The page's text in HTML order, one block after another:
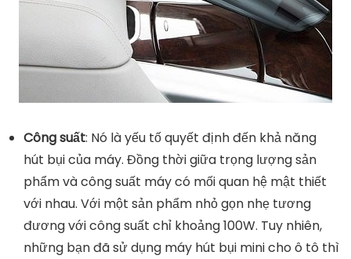
Công suất: Nó là yếu tố quyết định đến khả năng
hút bụi của máy. Đồng thời giữa trọng lượng sản
phẩm và công suất máy có mối quan hệ mật thiết
với nhau. Với một sản phẩm nhỏ gọn nhẹ tương
đương với công suất chỉ khoảng 100W. Tuy nhiên,
những bạn đã sử dụng máy hút bụi mini cho ô tô thì